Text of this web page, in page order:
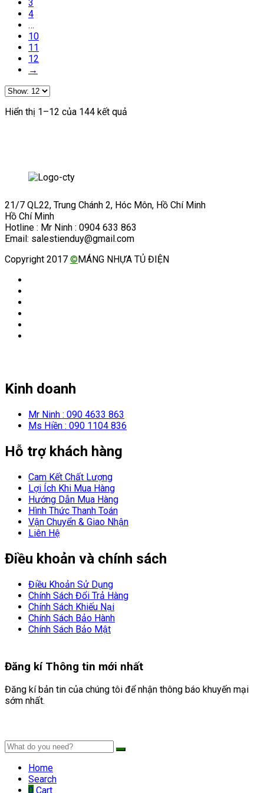
3
4
…
10
11
12
→
Hiển thị 1–12 của 144 kết quả
21/7 QL22, Trung Chánh 2, Hóc Môn, Hồ Chí Minh
Hồ Chí Minh
Hotline : Mr Ninh : 0904 633 863
Email: salestienduy@gmail.com
Copyright 2017 © MÁNG NHỰA TỦ ĐIỆN
Kinh doanh
Mr Ninh : 090 4633 863
Ms Hiền : 090 1104 836
Hỗ trợ khách hàng
Cam Kết Chất Lượng
Lợi Ích Khi Mua Hàng
Hướng Dẫn Mua Hàng
Hình Thức Thanh Toán
Vận Chuyển & Giao Nhận
Liên Hệ
Điều khoản và chính sách
Điều Khoản Sử Dụng
Chính Sách Đổi Trả Hàng
Chính Sách Khiếu Nại
Chính Sách Bảo Hành
Chính Sách Bảo Mật
Đăng kíThông tin mới nhất
Đăng kí bản tin của chúng tôi để nhận thông báo khuyến mại
sớm nhất.
Home
Search
0 Cart